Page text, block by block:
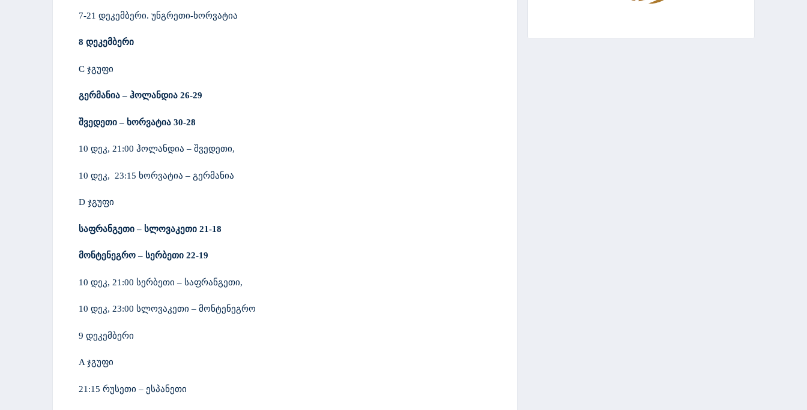
7-21 დეკემბერი. უნგრეთი-ხორვატია
8 დეკემბერი
C ჯგუფი
გერმანია – ჰოლანდია 26-29
შვედეთი – ხორვატია 30-28
10 დეკ, 21:00 ჰოლანდია – შვედეთი,
10 დეკ, 23:15 ხორვატია – გერმანია
D ჯგუფი
საფრანგეთი – სლოვაკეთი 21-18
მონტენეგრო – სერბეთი 22-19
10 დეკ, 21:00 სერბეთი – საფრანგეთი,
10 დეკ, 23:00 სლოვაკეთი – მონტენეგრო
9 დეკემბერი
A ჯგუფი
21:15 რუსეთი – ესპანეთი